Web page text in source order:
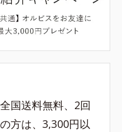
国送料無料、2回
方は、3,300円以